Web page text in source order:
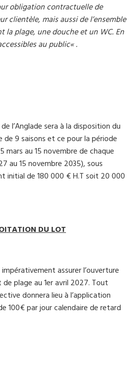
obligation contractuelle de
clientèle, mais aussi de l’ensemble
la plage, une douche et un WC. En
au public«.
l’Anglade sera à la disposition du
de 9 saisons et ce pour la période
mars au 15 novembre de chaque
au 15 novembre 2035), sous
initial de 180 000 € H.T soit 20 000
DU LOT
assurer l’ouverture
plage au 1er avril 2027. Tout
donnera lieu à l’application
100€ par jour calendaire de retard